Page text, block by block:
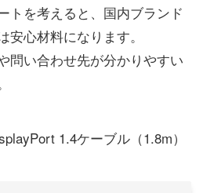
トを考えると、国内ブランド
心材料になります。
問い合わせ先が分かりやすい
1.4ケーブル（1.8m）